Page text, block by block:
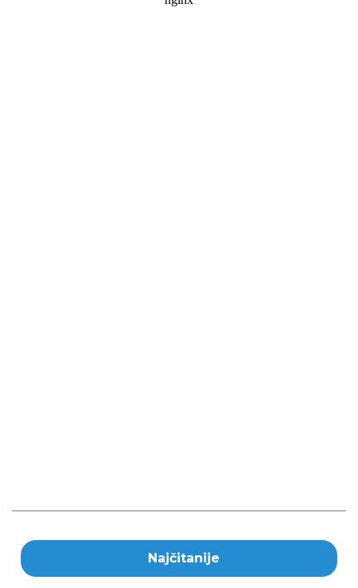
Najčitanije